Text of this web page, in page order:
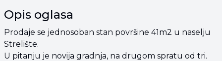
Opis oglasa
Prodaje se jednosoban stan površine 41m2 u naselju
Strelište.
U pitanju je novija gradnja, na drugom spratu od tri.